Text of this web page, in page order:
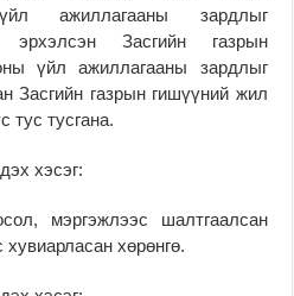
ажиллагааны зардлыг
эрхэлсэн Засгийн газрын
үйл ажиллагааны зардлыг
Засгийн газрын гишүүний жил
тус тусгана.
хэсэг:
мэргэжлээс шалтгаалсан
хувиарласан хөрөнгө.